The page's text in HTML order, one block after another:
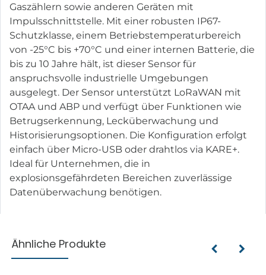
Gaszählern sowie anderen Geräten mit
Impulsschnittstelle. Mit einer robusten IP67-
Schutzklasse, einem Betriebstemperaturbereich
von -25°C bis +70°C und einer internen Batterie, die
bis zu 10 Jahre hält, ist dieser Sensor für
anspruchsvolle industrielle Umgebungen
ausgelegt. Der Sensor unterstützt LoRaWAN mit
OTAA und ABP und verfügt über Funktionen wie
Betrugserkennung, Lecküberwachung und
Historisierungsoptionen. Die Konfiguration erfolgt
einfach über Micro-USB oder drahtlos via KARE+.
Ideal für Unternehmen, die in
explosionsgefährdeten Bereichen zuverlässige
Datenüberwachung benötigen.
Ähnliche Produkte